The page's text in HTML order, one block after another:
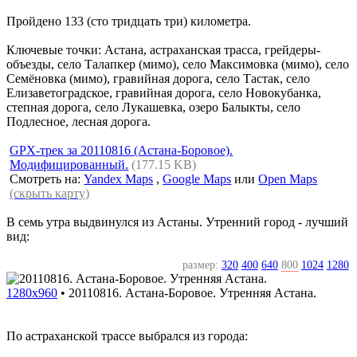
Пройдено 133 (сто тридцать три) километра.
Ключевые точки: Астана, астраханская трасса, грейдеры-
объезды, село Талапкер (мимо), село Максимовка (мимо), село
Семёновка (мимо), гравийная дорога, село Тастак, село
Елизаветоградское, гравийная дорога, село Новокубанка,
степная дорога, село Лукашевка, озеро Балыкты, село
Подлесное, лесная дорога.
GPX-трек за 20110816 (Астана-Боровое).
Модифицированный. (177.15 KB)
Смотреть на:Yandex Maps ,Google Maps илиOpen Maps
(скрыть карту)
В семь утра выдвинулся из Астаны. Утренний город - лучший
вид:
размер: 320 400 640 800 1024 1280
1280x960 • 20110816. Астана-Боровое. Утренняя Астана.
По астраханской трассе выбрался из города: